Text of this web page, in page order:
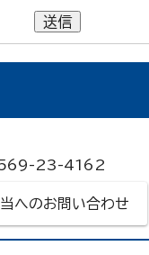
送信
23-4162
へのお問い合わせ